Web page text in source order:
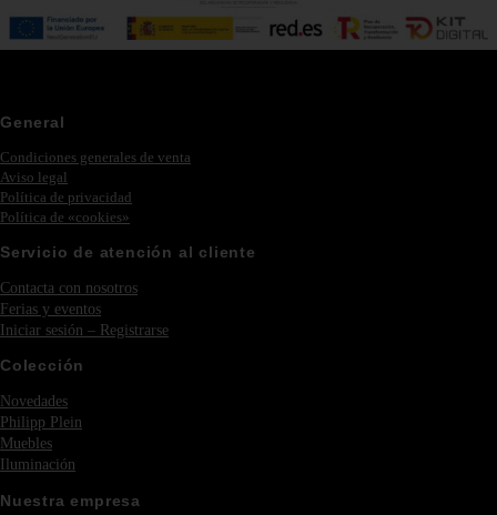
General
Condiciones generales de venta
Aviso legal
Política de privacidad
Política de «cookies»
Servicio de atención al cliente
Contacta con nosotros
Ferias y eventos
Iniciar sesión – Registrarse
Colección
Novedades
Philipp Plein
Muebles
Iluminación
Nuestra empresa